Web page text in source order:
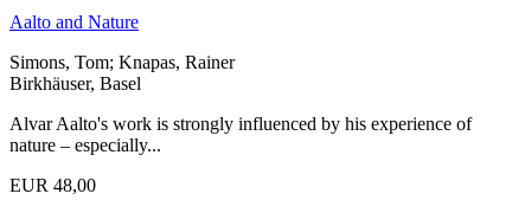
Aalto and Nature
Simons, Tom; Knapas, Rainer
Birkhäuser, Basel
Alvar Aalto's work is strongly influenced by his experience of
nature – especially...
EUR 48,00